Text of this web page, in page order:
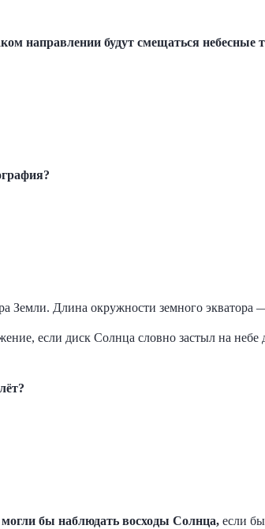
направлении будут смещаться небесные
Земли. Длина окружности земного
если диск Солнца словно застыл на небе
бы наблюдать восходы Солнца, если